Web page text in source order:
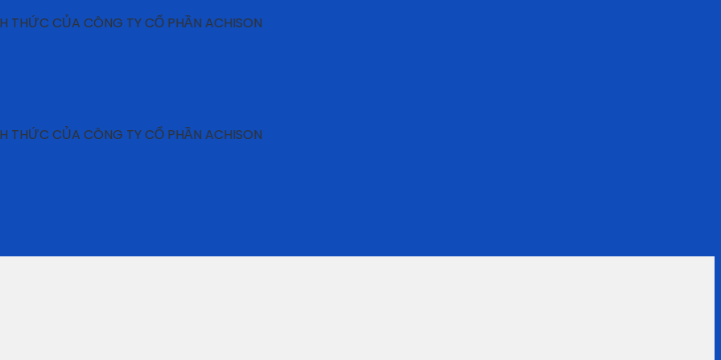
CÔNG TY CỔ PHẦN ACHISON
CÔNG TY CỔ PHẦN ACHISON